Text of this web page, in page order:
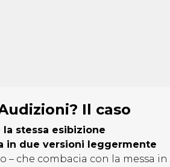
Il caso
la stessa esibizione
in due versioni leggermente
– che combacia con la messa in